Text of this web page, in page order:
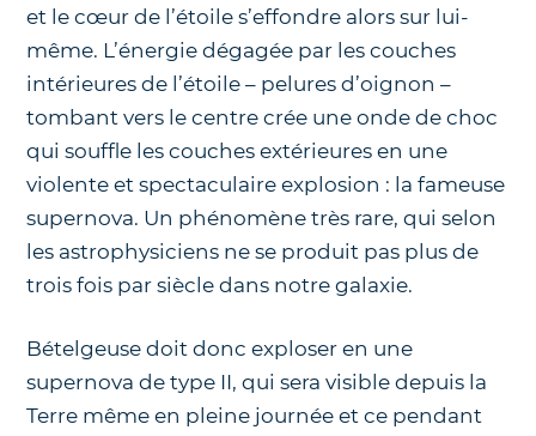
et le cœur de l’étoile s’effondre alors sur lui-
même. L’énergie dégagée par les couches
intérieures de l’étoile – pelures d’oignon –
tombant vers le centre crée une onde de choc
qui souffle les couches extérieures en une
violente et spectaculaire explosion : la fameuse
supernova. Un phénomène très rare, qui selon
les astrophysiciens ne se produit pas plus de
trois fois par siècle dans notre galaxie.
Bételgeuse doit donc exploser en une
supernova de type II, qui sera visible depuis la
Terre même en pleine journée et ce pendant